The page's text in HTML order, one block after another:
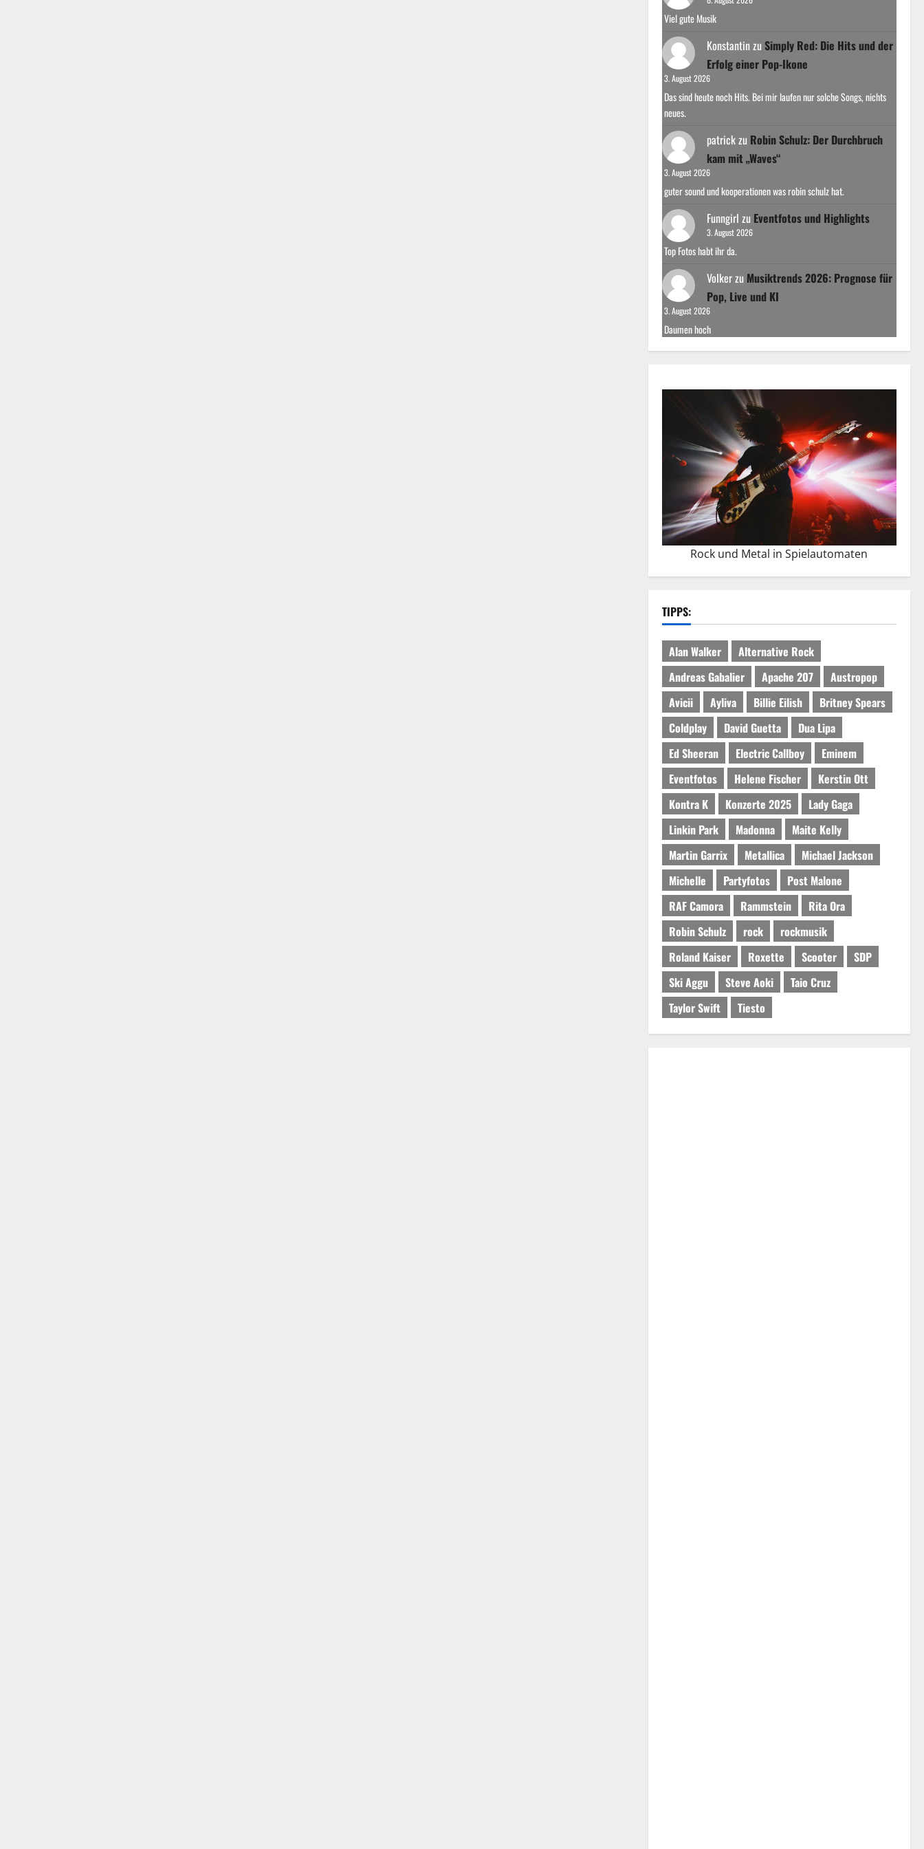
Viel gute Musik
Konstantinzu Simply Red: Die Hits und der
Erfolg einer Pop-Ikone
3. August 2026
Das sind heute noch Hits. Bei mir laufen nur solche Songs, nichts
neues.
patrickzu Robin Schulz: Der Durchbruch
kam mit „Waves“
3. August 2026
guter sound und kooperationen was robin schulz hat.
Funngirl zu Eventfotos und Highlights
3. August 2026
Top Fotos habt ihr da.
Volkerzu Musiktrends 2026: Prognose für
Pop, Live und KI
3. August 2026
Daumen hoch
Rock und Metal in Spielautomaten
TIPPS:
Alan Walker
Alternative Rock
Andreas Gabalier
Apache 207
Austropop
Avicii
Ayliva Billie Eilish
Britney Spears
Coldplay
David Guetta
Dua Lipa
Ed Sheeran
Electric Callboy
Eminem
Eventfotos
Helene Fischer
Kerstin Ott
Kontra K
Konzerte 2025
Lady Gaga
Linkin Park
Madonna
Maite Kelly
Martin Garrix
Metallica
Michael Jackson
Michelle
Partyfotos
Post Malone
RAF Camora
Rammstein
Rita Ora
Robin Schulz
rock
rockmusik
Roland Kaiser
Roxette Scooter
SDP
Ski Aggu
Steve Aoki
Taio Cruz
Taylor Swift
Tiesto